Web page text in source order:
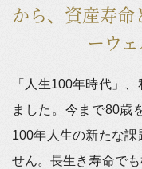
から、 資産寿命
ーウ
「人生100年時代」
ました。今まで80歳
100年人生の新たな課
せん。長生き寿命で